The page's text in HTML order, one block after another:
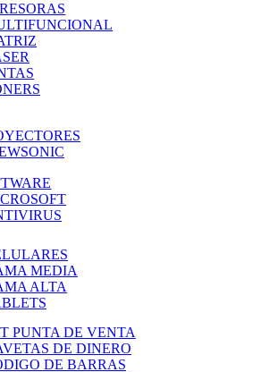
MEDIA
ALTA
PUNTA DE VENTA
DE DINERO
DE BARRAS